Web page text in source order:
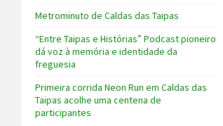
Metrominuto de Caldas das Taipas
“Entre Taipas e Histórias” Podcast pioneiro
dá voz à memória e identidade da
freguesia
Primeira corrida Neon Run em Caldas das
Taipas acolhe uma centena de
participantes